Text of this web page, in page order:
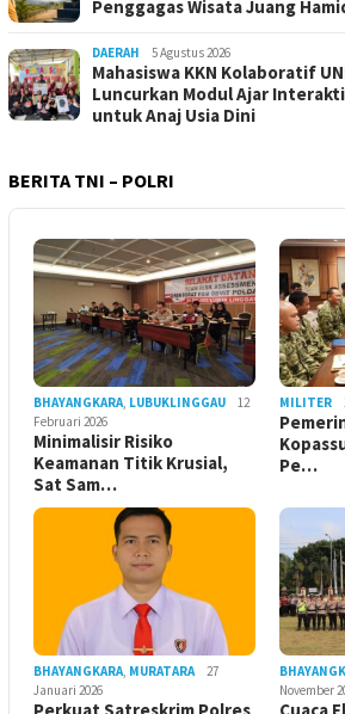
Penggagas Wisata Juang
DAERAH 5 Agustus 2026
Mahasiswa KKN Kolaboratif
Luncurkan Modul Ajar
untuk Anaj Usia Dini
BERITA TNI – POLRI
BHAYANGKARA LUBUKLINGGAU
12
Februari 2026
Minimalisir Risiko
Keamanan Titik Krusial,
Sat Sam…
MILITER
Pe…
BHAYANGKARA MURATARA
27
Januari 2026
Perkuat Satreskrim Polres
November
Cuaca